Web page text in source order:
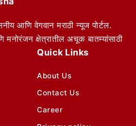
आणि वेगवान मराठी न्यूज पोर्टल.
क्षेत्रातील अचूक बातम्यांसाठी
Quick Links
About Us
Contact Us
Career